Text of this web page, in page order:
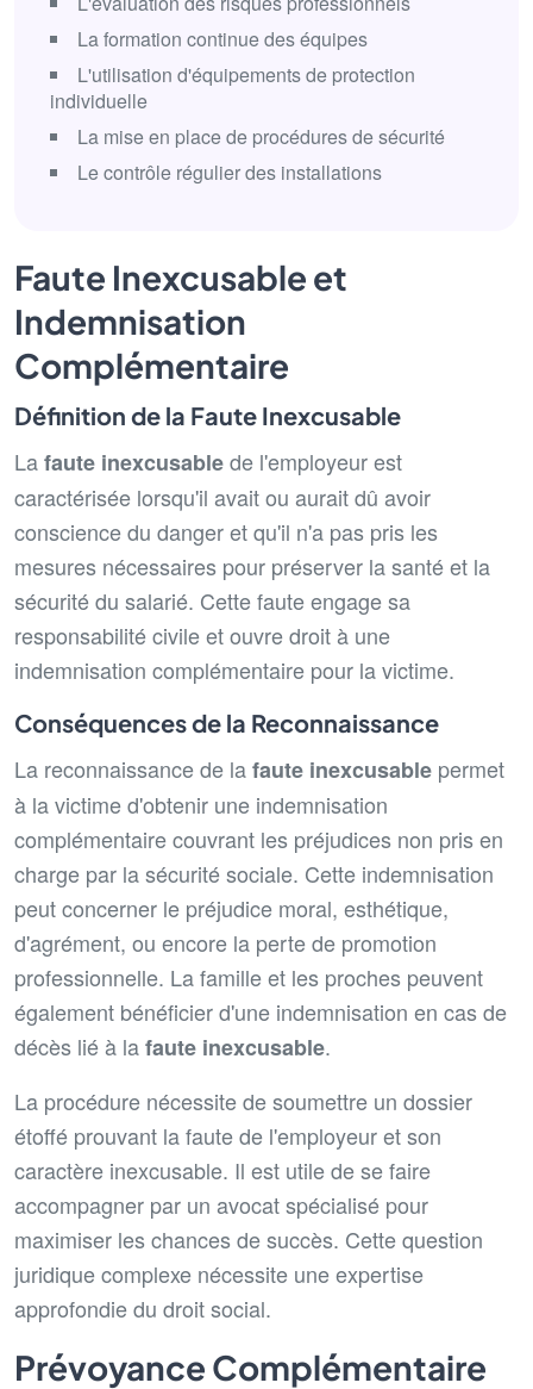
La formation continue des équipes
L'utilisation d'équipements de protection
individuelle
La mise en place de procédures de sécurité
Le contrôle régulier des installations
Faute Inexcusable et
Indemnisation
Complémentaire
Définition de la Faute Inexcusable
Lafaute inexcusablede l'employeur est
caractérisée lorsqu'il avait ou aurait dû avoir
conscience du danger et qu'il n'a pas pris les
mesures nécessaires pour préserver la santé et la
sécurité du salarié. Cette faute engage sa
responsabilité civile et ouvre droit à une
indemnisation complémentaire pour la victime.
Conséquences de la Reconnaissance
La reconnaissance de lafaute inexcusable permet
à la victime d'obtenir une indemnisation
complémentaire couvrant les préjudices non pris en
charge par la sécurité sociale. Cette indemnisation
peut concerner le préjudice moral, esthétique,
d'agrément, ou encore la perte de promotion
professionnelle. La famille et les proches peuvent
également bénéficier d'une indemnisation en cas de
décès lié à lafaute inexcusable.
La procédure nécessite de soumettre un dossier
étoffé prouvant la faute de l'employeur et son
caractère inexcusable. Il est utile de se faire
accompagner par un avocat spécialisé pour
maximiser les chances de succès. Cette question
juridique complexe nécessite une expertise
approfondie du droit social.
Prévoyance Complémentaire